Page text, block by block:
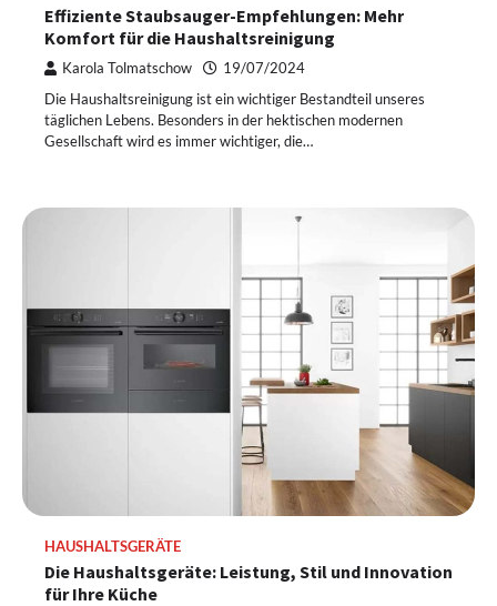
Effiziente Staubsauger-Empfehlungen: Mehr
Komfort für die Haushaltsreinigung
Karola Tolmatschow 19/07/2024
Die Haushaltsreinigung ist ein wichtiger Bestandteil unseres
täglichen Lebens. Besonders in der hektischen modernen
Gesellschaft wird es immer wichtiger, die…
HAUSHALTSGERÄTE
Die Haushaltsgeräte: Leistung, Stil und Innovation
für Ihre Küche